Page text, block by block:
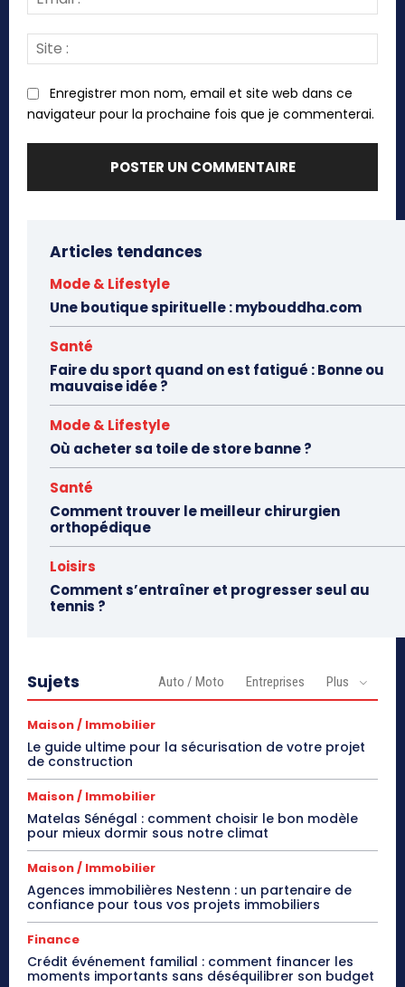
:*
:
Enregistrer mon nom, email et site web dans ce
navigateur pour la prochaine fois que je commenterai.
Articles tendances
Mode & Lifestyle
Une boutique spirituelle : mybouddha.com
Santé
Faire du sport quand on est fatigué : Bonne ou
mauvaise idée ?
Mode & Lifestyle
Où acheter sa toile de store banne ?
Santé
Comment trouver le meilleur chirurgien
orthopédique
Loisirs
Comment s’entraîner et progresser seul au
tennis ?
Sujets Auto / Moto Entreprises Plus
Maison / Immobilier
Le guide ultime pour la sécurisation de votre projet
de construction
Maison / Immobilier
Matelas Sénégal : comment choisir le bon modèle
pour mieux dormir sous notre climat
Maison / Immobilier
Agences immobilières Nestenn : un partenaire de
confiance pour tous vos projets immobiliers
Finance
Crédit événement familial : comment financer les
moments importants sans déséquilibrer son budget